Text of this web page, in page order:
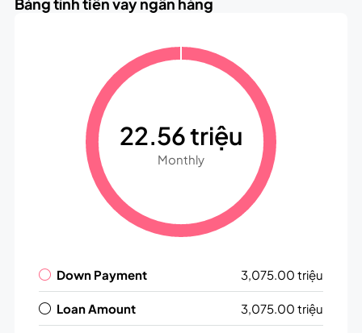
22.56 triệu
Monthly
Down Payment 3,075.00 triệu
Loan Amount 3,075.00 triệu